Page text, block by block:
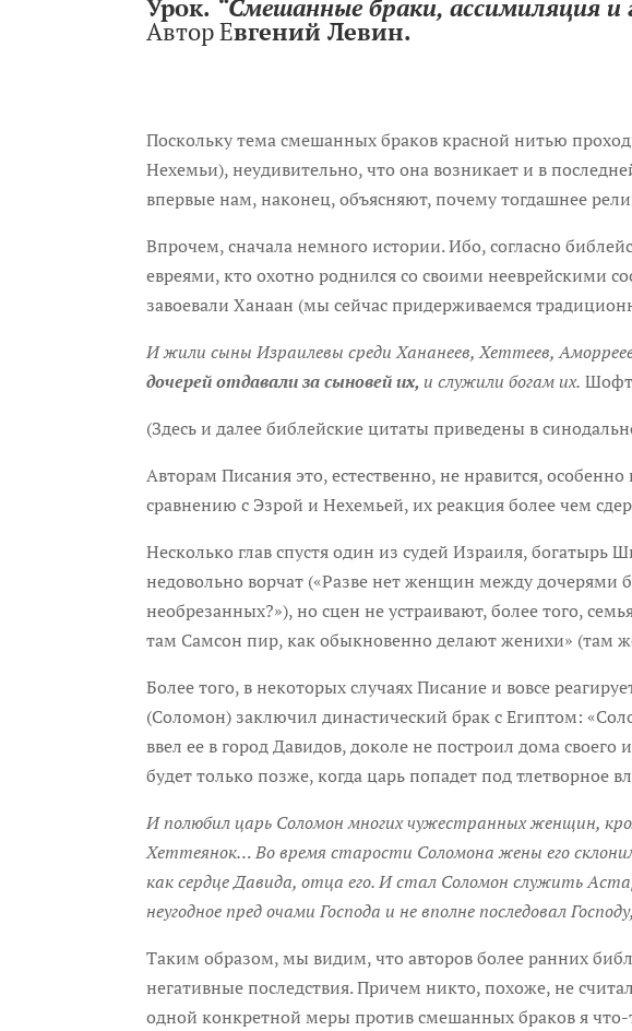
Урок. “Смешанные браки, ассимиляция и
Автор Евгений Левин.
Поскольку тема смешанных браков красной нитью
Нехемьи), неудивительно, что она возникает и в
впервые нам, наконец, объясняют, почему тогдашнее
Впрочем, сначала немного истории. Ибо, согласно
евреями, кто охотно роднился со своими нееврейскими
завоевали Ханаан (мы сейчас придерживаемся
И жили сыны Израилевы среди Хананеев, Хеттеев, Аморреев,
дочерей отдавали за сыновей их, и служили богам их.
(Здесь и далее библейские цитаты приведены в
Авторам Писания это, естественно, не нравится,
сравнению с Эзрой и Нехемьей, их реакция более чем
Несколько глав спустя один из судей Израиля,
недовольно ворчат («Разве нет женщин между дочерями
необрезанных?»), но сцен не устраивают, более того,
там Самсон пир, как обыкновенно делают женихи» (там
Более того, в некоторых случаях Писание и вовсе
(Соломон) заключил династический брак с Египтом:
ввел ее в город Давидов, доколе не построил дома
будет только позже, когда царь попадет под тлетворное
И полюбил царь Соломон многих чужестранных женщин,
Хеттеянок… Во время старости Соломона жены его
как сердце Давида, отца его. И стал Соломон служить
неугодное пред очами Господа и не вполне последовал
Таким образом, мы видим, что авторов более ранних
негативные последствия. Причем никто, похоже, не
одной конкретной меры против смешанных браков я